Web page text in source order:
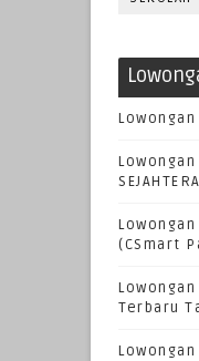
Lowongan
Lowongan
SEJAHTERA
(CSmart
Lowongan
Terbaru
Lowongan